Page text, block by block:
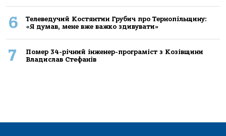
6
Телеведучий Костянтин Грубич про Тернопільщину:
«Я думав, мене вже важко здивувати»
7
Помер 34-річний інженер-програміст з Козівщини
Владислав Стефанів